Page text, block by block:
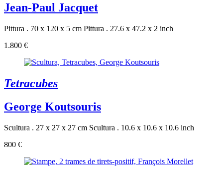
Jean-Paul Jacquet
Pittura . 70 x 120 x 5 cm Pittura . 27.6 x 47.2 x 2 inch
1.800 €
Tetracubes
George Koutsouris
Scultura . 27 x 27 x 27 cm Scultura . 10.6 x 10.6 x 10.6 inch
800 €